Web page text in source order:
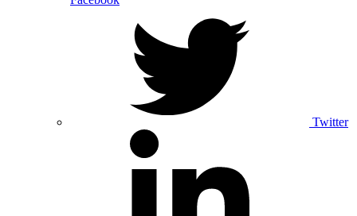
Twitter